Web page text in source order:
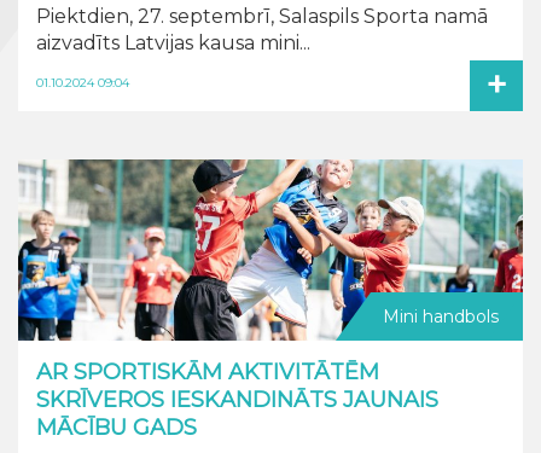
Piektdien, 27. septembrī, Salaspils Sporta namā
aizvadīts Latvijas kausa mini...
01.10.2024 09:04 +
Mini handbols
AR SPORTISKĀM AKTIVITĀTĒM
SKRĪVEROS IESKANDINĀTS JAUNAIS
MĀCĪBU GADS